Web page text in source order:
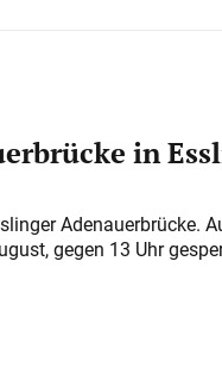
in
Adenauerbrücke.
gegen 13 Uhr